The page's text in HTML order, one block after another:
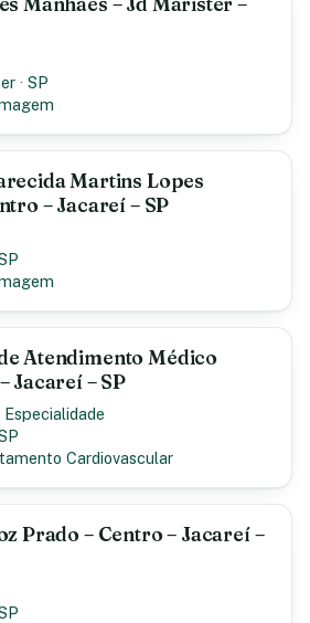
·SP
Martins Lopes
– Jacareí – SP
Atendimento Médico
Jacareí – SP
Cardiovascular
Prado – Centro – Jacareí –